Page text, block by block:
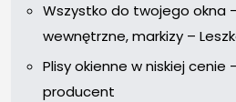
Wszystko do twojego okna
wewnętrzne, markizy –
Plisy okienne w niskiej cenie
producent